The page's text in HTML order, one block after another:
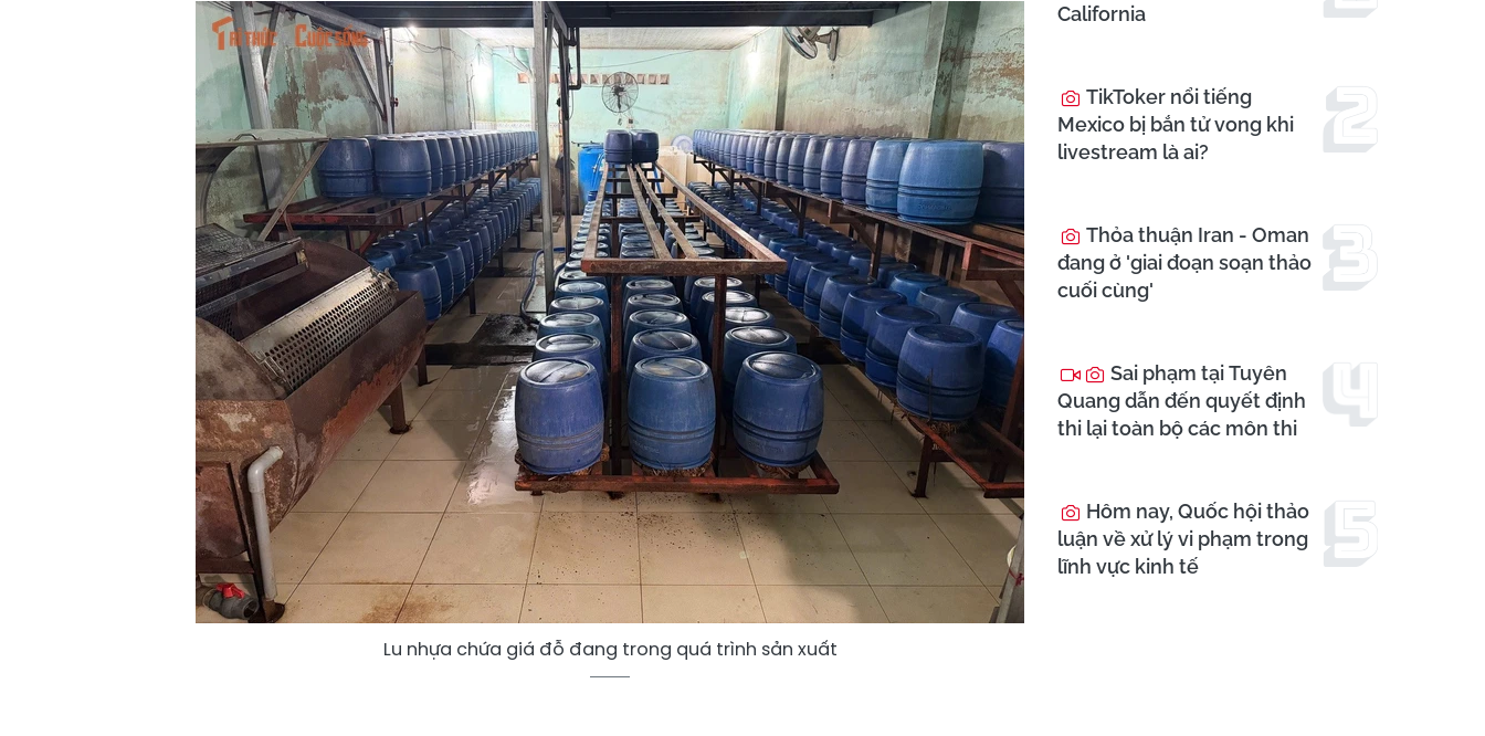
Lu nhựa chứa giá đỗ đang trong quá trình sản xuất
California
TikToker nổi tiếng
Mexico bị bắn tử vong khi
livestream là ai?
Thỏa thuận Iran - Oman
đang ở 'giai đoạn soạn thảo
cuối cùng'
Sai phạm tại Tuyên
Quang dẫn đến quyết định
thi lại toàn bộ các môn thi
Hôm nay, Quốc hội thảo
luận về xử lý vi phạm trong
lĩnh vực kinh tế